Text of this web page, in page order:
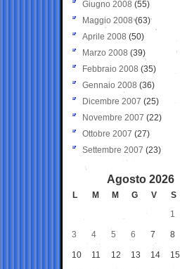
Giugno 2008 (55)
Maggio 2008(63)
Aprile 2008 (50)
Marzo 2008 (39)
Febbraio 2008 (35)
Gennaio 2008 (36)
Dicembre 2007 (25)
Novembre 2007 (22)
Ottobre 2007 (27)
Settembre 2007 (23)
Agosto 2026
L M M G V S
1
3 4 5 6 7 8
10 11 12 13 14 15